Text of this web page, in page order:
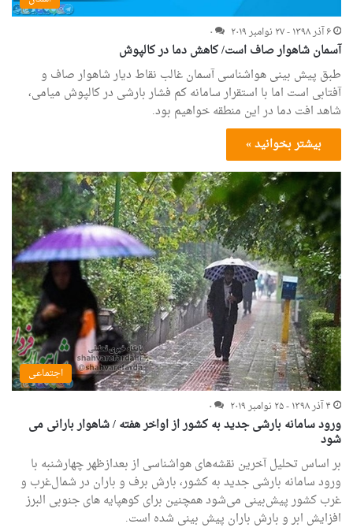
۶ آذر ۱۳۹۸ - ۲۷ نوامبر ۲۰۱۹
۰
آسمان شاهوار صاف است/ کاهش دما در کالپوش
طبق پیش بینی هواشناسی آسمان غالب نقاط دیار شاهوار صاف و
آفتابی است اما با استقرار سامانه کم فشار بارشی در کالپوش میامی،
شاهد افت دما در این منطقه خواهیم بود.
بیشتر بخوانید »
اجتماعی
۴ آذر ۱۳۹۸ - ۲۵ نوامبر ۲۰۱۹
۰
ورود سامانه بارشی جدید به کشور از اواخر هفته / شاهوار بارانی می
شود
بر اساس تحلیل آخرین نقشه‌های هواشناسی از بعدازظهر چهارشنبه با
ورود سامانه بارشی جدید به کشور، بارش برف و باران در شمال‌غرب و
غرب کشور پیش‌بینی می‌شود همچنین برای کوهپایه های جنوبی البرز
افزایش ابر و بارش باران پیش بینی شده است.